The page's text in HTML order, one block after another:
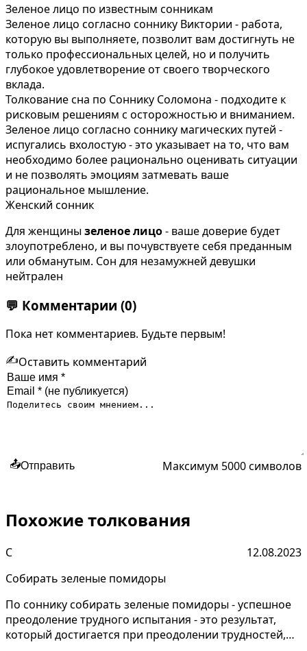
Зеленое лицо по известным сонникам
Зеленое лицо согласно соннику Виктории - работа,
которую вы выполняете, позволит вам достигнуть не
только профессиональных целей, но и получить
глубокое удовлетворение от своего творческого
вклада.
Толкование сна по Соннику Соломона - подходите к
рисковым решениям с осторожностью и вниманием.
Зеленое лицо согласно соннику магических путей -
испугались вхолостую - это указывает на то, что вам
необходимо более рационально оценивать ситуации
и не позволять эмоциям затмевать ваше
рациональное мышление.
Женский сонник
Для женщинызеленое лицо- ваше доверие будет
злоупотреблено, и вы почувствуете себя преданным
или обманутым. Сон для незамужней девушки
нейтрален
💬 Комментарии (0)
Пока нет комментариев. Будьте первым!
✍️Оставить комментарий
📤Отправить Максимум 5000 символов
Похожие толкования
С
12.08.2023
Собирать зеленые помидоры
По соннику собирать зеленые помидоры - успешное
преодоление трудного испытания - это результат,
который достигается при преодолении трудностей,